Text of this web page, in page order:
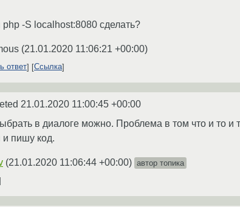
php -S localhost:8080 сделать?
(21.01.2020 11:06:21 +00:00)
ответ Ссылка
21.01.2020 11:00:45 +00:00
в диалоге можно. Проблема в том что и то и
и пишу код.
(21.01.2020 11:06:44 +00:00) автор топика